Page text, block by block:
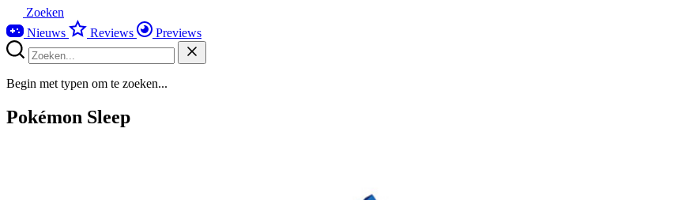
Zoeken
Nieuws
Reviews Previews
Begin met typen om te zoeken...
Pokémon Sleep